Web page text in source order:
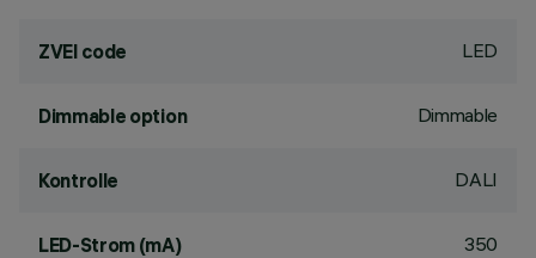
ZVEI code LED
Dimmable option Dimmable
Kontrolle DALI
LED-Strom (mA) 350